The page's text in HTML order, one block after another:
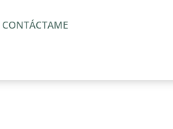
CONTÁCTAME